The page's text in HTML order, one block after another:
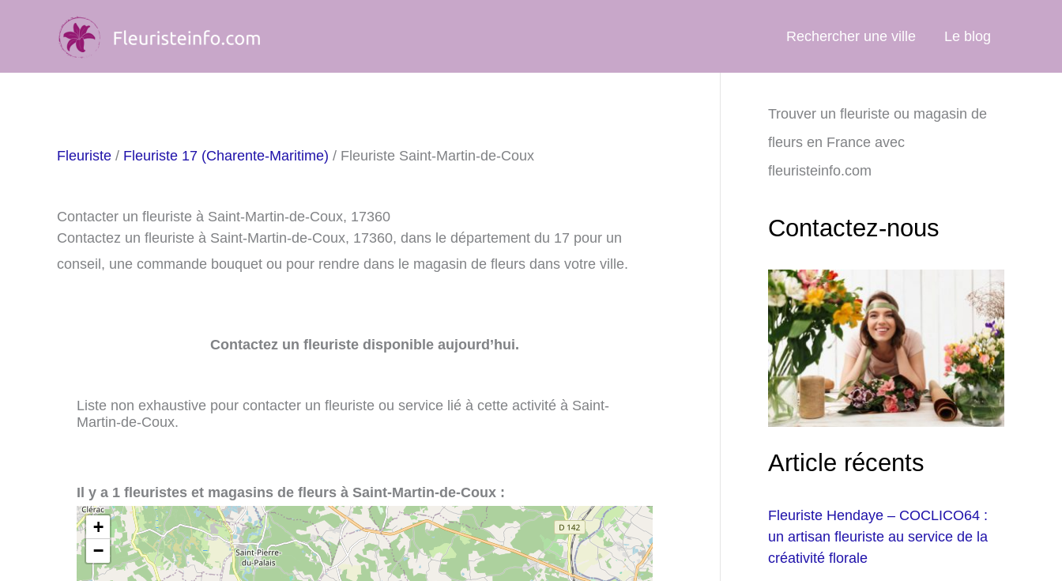
Rechercher une ville Le blog
Fleuriste / Fleuriste 17 (Charente-Maritime) / Fleuriste Saint-Martin-de-Coux
Contacter un fleuriste à Saint-Martin-de-Coux, 17360
Contactez un fleuriste à Saint-Martin-de-Coux, 17360, dans le département du 17 pour un
conseil, une commande bouquet ou pour rendre dans le magasin de fleurs dans votre ville.
Contactez un fleuriste disponible aujourd’hui.
Liste non exhaustive pour contacter un fleuriste ou service lié à cette activité à Saint-
Martin-de-Coux.
Il y a 1 fleuristes et magasins de fleurs à Saint-Martin-de-Coux :
+
−
Trouver un fleuriste ou magasin de
fleurs en France avec
fleuristeinfo.com
Contactez-nous
Article récents
Fleuriste Hendaye – COCLICO64 :
un artisan fleuriste au service de la
créativité florale